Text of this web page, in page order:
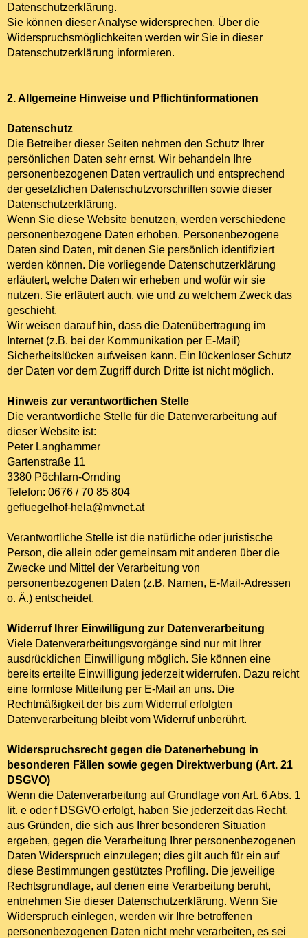
Datenschutzerklärung.
Sie können dieser Analyse widersprechen. Über die
Widerspruchsmöglichkeiten werden wir Sie in dieser
Datenschutzerklärung informieren.
2. Allgemeine Hinweise und Pflichtinformationen
Datenschutz
Die Betreiber dieser Seiten nehmen den Schutz Ihrer
persönlichen Daten sehr ernst. Wir behandeln Ihre
personenbezogenen Daten vertraulich und entsprechend
der gesetzlichen Datenschutzvorschriften sowie dieser
Datenschutzerklärung.
Wenn Sie diese Website benutzen, werden verschiedene
personenbezogene Daten erhoben. Personenbezogene
Daten sind Daten, mit denen Sie persönlich identifiziert
werden können. Die vorliegende Datenschutzerklärung
erläutert, welche Daten wir erheben und wofür wir sie
nutzen. Sie erläutert auch, wie und zu welchem Zweck das
geschieht.
Wir weisen darauf hin, dass die Datenübertragung im
Internet (z.B. bei der Kommunikation per E-Mail)
Sicherheitslücken aufweisen kann. Ein lückenloser Schutz
der Daten vor dem Zugriff durch Dritte ist nicht möglich.
Hinweis zur verantwortlichen Stelle
Die verantwortliche Stelle für die Datenverarbeitung auf
dieser Website ist:
Peter Langhammer
Gartenstraße 11
3380 Pöchlarn-Ornding
Telefon: 0676 / 70 85 804
gefluegelhof-hela@mvnet.at
Verantwortliche Stelle ist die natürliche oder juristische
Person, die allein oder gemeinsam mit anderen über die
Zwecke und Mittel der Verarbeitung von
personenbezogenen Daten (z.B. Namen, E-Mail-Adressen
o. Ä.) entscheidet.
Widerruf Ihrer Einwilligung zur Datenverarbeitung
Viele Datenverarbeitungsvorgänge sind nur mit Ihrer
ausdrücklichen Einwilligung möglich. Sie können eine
bereits erteilte Einwilligung jederzeit widerrufen. Dazu reicht
eine formlose Mitteilung per E-Mail an uns. Die
Rechtmäßigkeit der bis zum Widerruf erfolgten
Datenverarbeitung bleibt vom Widerruf unberührt.
Widerspruchsrecht gegen die Datenerhebung in
besonderen Fällen sowie gegen Direktwerbung (Art. 21
DSGVO)
Wenn die Datenverarbeitung auf Grundlage von Art. 6 Abs. 1
lit. e oder f DSGVO erfolgt, haben Sie jederzeit das Recht,
aus Gründen, die sich aus Ihrer besonderen Situation
ergeben, gegen die Verarbeitung Ihrer personenbezogenen
Daten Widerspruch einzulegen; dies gilt auch für ein auf
diese Bestimmungen gestütztes Profiling. Die jeweilige
Rechtsgrundlage, auf denen eine Verarbeitung beruht,
entnehmen Sie dieser Datenschutzerklärung. Wenn Sie
Widerspruch einlegen, werden wir Ihre betroffenen
personenbezogenen Daten nicht mehr verarbeiten, es sei